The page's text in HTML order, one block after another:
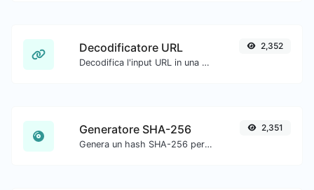
Decodificatore URL
Decodifica l'input URL in una stringa normale.
2,352
Generatore SHA-256
Genera un hash SHA-256 per qualsiasi input di stringa.
2,351